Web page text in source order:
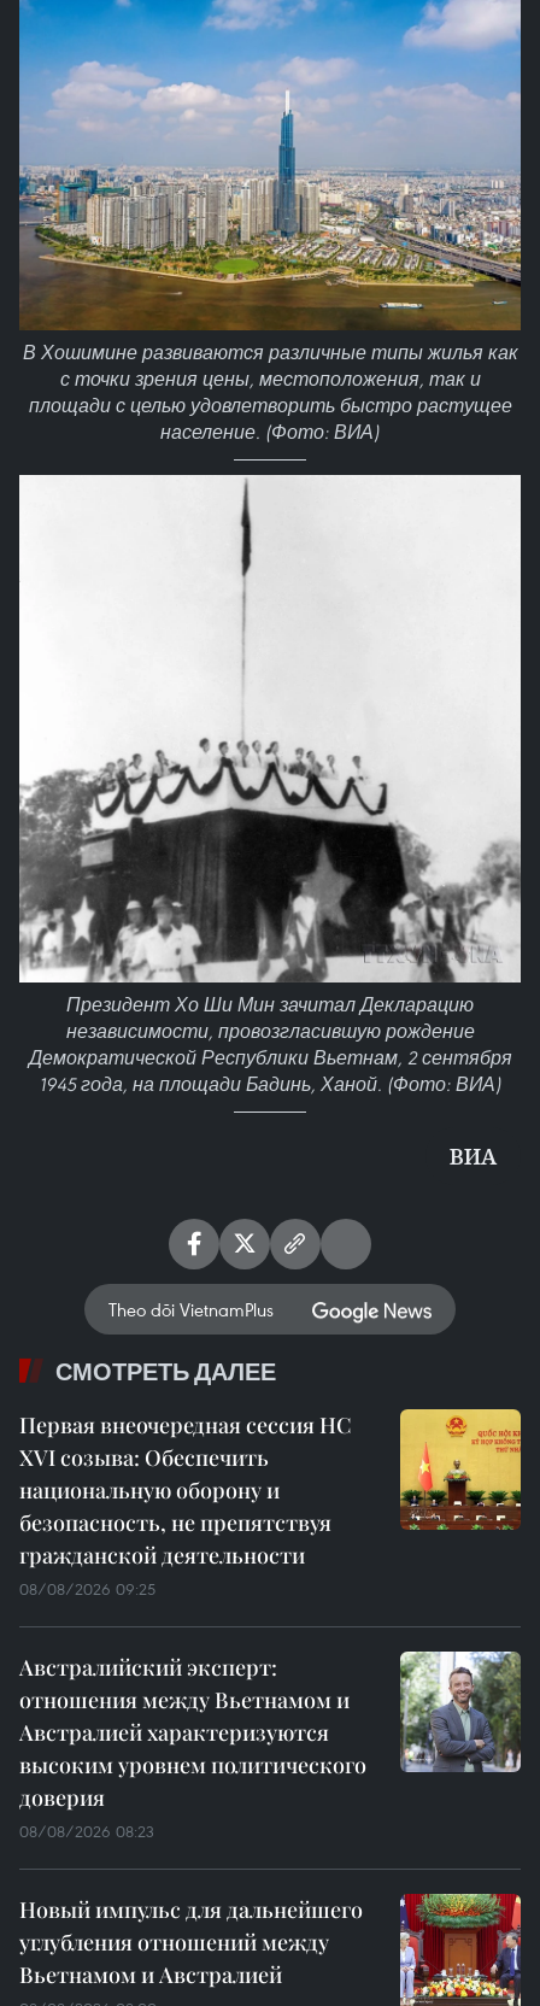
В Хошимине развиваются различные типы жилья как
с точки зрения цены, местоположения, так и
площади с целью удовлетворить быстро растущее
население. (Фото: ВИА)
Президент Хо Ши Мин зачитал Декларацию
независимости, провозгласившую рождение
Демократической Республики Вьетнам, 2 сентября
1945 года, на площади Бадинь, Ханой. (Фото: ВИА)
ВИА
Theo dõi VietnamPlus
СМОТРЕТЬ ДАЛЕЕ
Первая внеочередная сессия НС
XVI созыва: Обеспечить
национальную оборону и
безопасность, не препятствуя
гражданской деятельности
08/08/2026 09:25
Австралийский эксперт:
отношения между Вьетнамом и
Австралией характеризуются
высоким уровнем политического
доверия
08/08/2026 08:23
Новый импульс для дальнейшего
углубления отношений между
Вьетнамом и Австралией